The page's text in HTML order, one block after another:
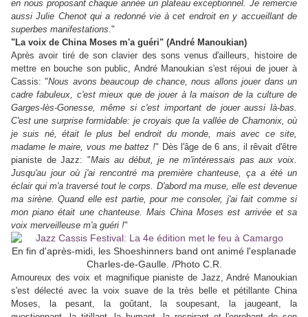
en nous proposant chaque année un plateau exceptionnel. Je remercie
aussi Julie Chenot qui a redonné vie à cet endroit en y accueillant de
superbes manifestations."
"La voix de China Moses m'a guéri" (André Manoukian)
Après avoir tiré de son clavier des sons venus d'ailleurs, histoire de
mettre en bouche son public, André Manoukian s'est réjoui de jouer à
Cassis: "Nous avons beaucoup de chance, nous allons jouer dans un
cadre fabuleux, c'est mieux que de jouer à la maison de la culture de
Garges-lès-Gonesse, même si c'est important de jouer aussi là-bas.
C'est une surprise formidable: je croyais que la vallée de Chamonix, où
je suis né, était le plus bel endroit du monde, mais avec ce site,
madame le maire, vous me battez !" Dès l'âge de 6 ans, il rêvait d'être
pianiste de Jazz: "Mais au début, je ne m'intéressais pas aux voix.
Jusqu'au jour où j'ai rencontré ma première chanteuse, ça a été un
éclair qui m'a traversé tout le corps. D'abord ma muse, elle est devenue
ma sirène. Quand elle est partie, pour me consoler, j'ai fait comme si
mon piano était une chanteuse. Mais China Moses est arrivée et sa
voix merveilleuse m'a guéri !"
En fin d'après-midi, les Shoeshinners band ont animé l'esplanade
Charles-de-Gaulle. /Photo C.R.
Amoureux des voix et magnifique pianiste de Jazz, André Manoukian
s'est délecté avec la voix suave de la très belle et pétillante China
Moses, la pesant, la goûtant, la soupesant, la jaugeant, la